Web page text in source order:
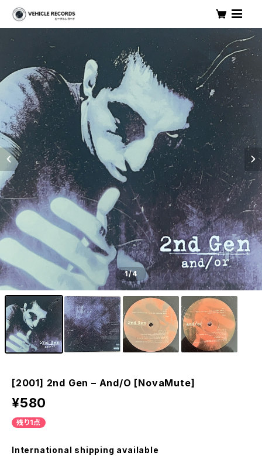
1/4
[2001] 2nd Gen – And/O [NovaMute]
¥580
残り1点
International shipping available